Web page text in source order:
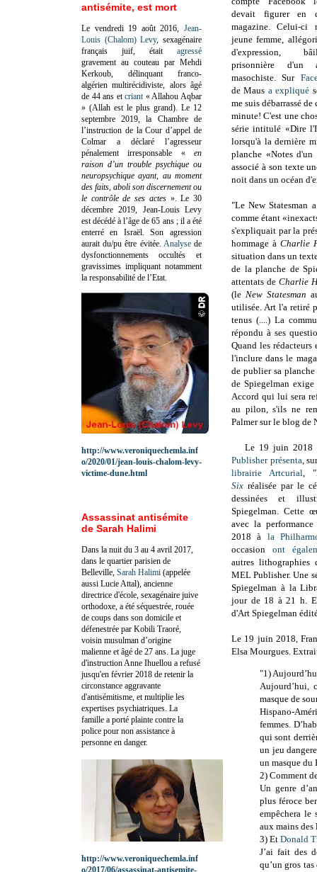
devait figurer en
magazine. Celui-ci
jeune femme,
d'expression,
prisonnière d'un
masochiste. Sur
de Maus a expliqué
me suis débarrassé
minute! C'est une
série intitulé «Dire
lorsqu'à la dernière
planche «Notes d'un
associé à son texte
noit dans un océan
"Le New Statesman
comme étant
s'expliquait par la
hommage à Charlie
situation dans un
de la planche de
attentats de Charlie
(le New Statesman
utilisée. Art l'a retiré
tenus (....) La
répondu à ses
Quand les
l'inclure dans le
de publier sa
de Spiegelman
Accord qui lui sera
au pilon, s'ils ne
Palmer sur le blog de
Le 19 juin
Publisher présenta ,
librairie Artcurial ,
Six réalisée par le
dessinées et
Spiegelman. Cette
avec la
2018 à la
occasion ont
autres lithographies
MEL Publisher.Une
Spiegelman à la
jour de 18 à 21 h.
d'Art Spiegelman
Le 19 juin 2018,
Elsa Mourgues.
"1)
Aujourd’hui,
masque de
Hispano-
femmes.
qui sont
un jeu
un masque
2) Comment
Un genre
plus féroce
empêchera le
aux mains des
3) Et Donald
J’ai fait des
qu’un gros
antisémite, est mort
Le vendredi 19 août 2016, Jean-
Louis (Chalom) Levy, sexagénaire
français juif, était agressé
gravement au couteau par Mehdi
Kerkoub, délinquant franco-
algérien multirécidiviste, alors âgé
de 44 ans etcriant « Allahou Aqbar
» (Allah est le plus grand). Le 12
septembre 2019, la Chambre de
l’instruction de la Cour d’appel de
Colmar a déclaré l’agresseur
pénalement irresponsable «en
raison d’un trouble psychique ou
neuropsychique ayant, au moment
des faits, aboli son discernement ou
le contrôle de ses actes». Le 30
décembre 2019, Jean-Louis Levy
est décédé à l’âge de 65 ans ; il a été
enterré en Israël. Son agression
aurait du/pu être évitée. Analysede
dysfonctionnements occultés et
gravissimes impliquant notamment
la responsabilité de l’Etat.
http://www.veroniquechemla.inf
o/2020/01/jean-louis-chalom-levy-
victime-dune.html
Assassinat antisémite
de Sarah Halimi
Dans la nuit du 3 au 4 avril 2017,
dans le quartier parisien de
Belleville, Sarah Halimi (appelée
aussi Lucie Attal), ancienne
directrice d'école, sexagénaire juive
orthodoxe, a été séquestrée, rouée
de coups dans son domicile et
défenestrée par Kobili Traoré,
voisin musulman d’origine
malienne et âgé de 27 ans. La juge
d'instruction Anne Ihuellou a refusé
jusqu'en février 2018 de retenir la
circonstance aggravante
d'antisémitisme, et multiplie les
expertises psychiatriques. La
famille a porté plainte contre la
police pour non assistance à
personne en danger.
http://www.veroniquechemla.inf
o/2017/06/assassinat-antisemite-